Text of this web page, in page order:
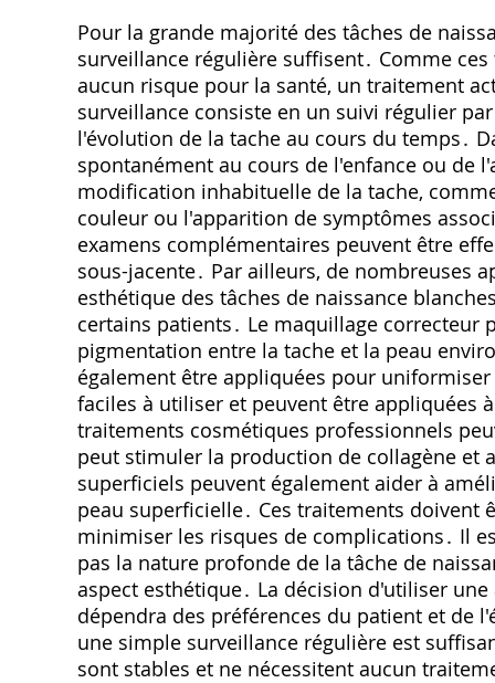
Pour la grande majorité des tâches de
surveillance régulière suffisent․ Comme
aucun risque pour la santé, un traitement
surveillance consiste en un suivi régulier
l'évolution de la tache au cours du temps․
spontanément au cours de l'enfance ou de
modification inhabituelle de la tache,
couleur ou l'apparition de symptômes
examens complémentaires peuvent être
sous-jacente․ Par ailleurs, de nombreuses
esthétique des tâches de naissance
certains patients․ Le maquillage
pigmentation entre la tache et la peau
également être appliquées pour
faciles à utiliser et peuvent être appliquées
traitements cosmétiques professionnels
peut stimuler la production de collagène et
superficiels peuvent également aider à
peau superficielle․ Ces traitements
minimiser les risques de complications․ Il
pas la nature profonde de la tâche de
aspect esthétique․ La décision d'utiliser
dépendra des préférences du patient et de
une simple surveillance régulière est
sont stables et ne nécessitent aucun